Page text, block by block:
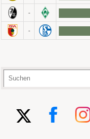
-
-